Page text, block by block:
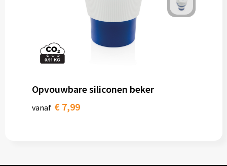
Opvouwbare siliconen beker
vanaf € 7,99